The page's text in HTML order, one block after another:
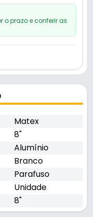
o prazo e conferir as
Matex
8"
Alumínio
Branco
Parafuso
Unidade
8"